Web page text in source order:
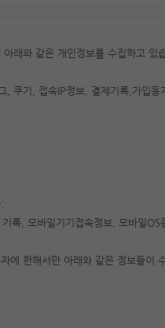
래와 같은 개인정보를 수집하고 있
, 쿠기, 접속IP정보, 결제기록,가입
록, 모바일기기접속정보, 모바일OS
한해서만 아래와 같은 정보들이